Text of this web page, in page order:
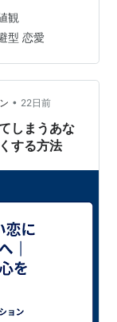
返信くると
ちゃったか
かすぐ不安に
達、同級生と
ら人間関係
るの…
観
型 恋愛
• 22日前
しまうあな
する方法